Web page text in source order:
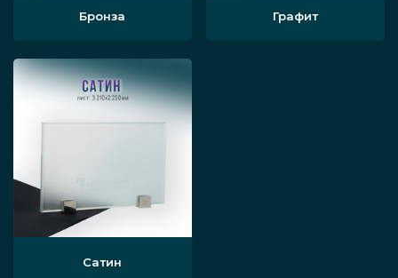
Бронза Графит
Сатин